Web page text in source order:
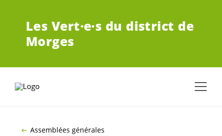
Les Vert·e·s du district de
Morges
Assemblées générales